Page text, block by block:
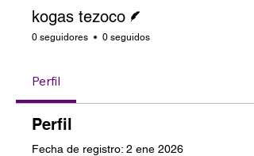
kogas tezoco
0 seguidores 0 seguidos
Perfil
Perfil
Fecha de registro: 2 ene 2026